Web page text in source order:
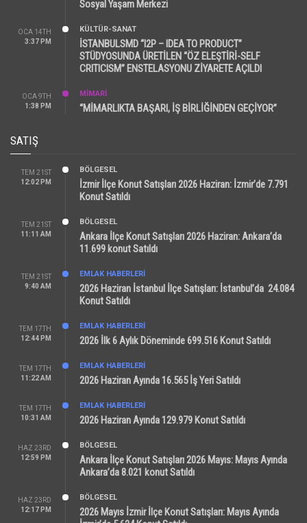
Sosyal Yaşam Merkezi
OCA 14TH
3:37 PM
KÜLTÜR-SANAT
İSTANBULSMD “I2P – IDEA TO PRODUCT”
STÜDYOSUNDA ÜRETİLEN “ÖZ ELEŞTİRİ-SELF
CRITICISM” ENSTELASYONU ZİYARETE AÇILDI
OCA 9TH
1:38 PM
MİMARİ
“MİMARLIKTA BAŞARI, İŞ BİRLİĞİNDEN GEÇİYOR”
SATIŞ
TEM 21ST
12:02 PM
BÖLGESEL
İzmir İlçe Konut Satışları 2026 Haziran: İzmir’de 7.791
Konut Satıldı
TEM 21ST
11:11 AM
BÖLGESEL
Ankara İlçe Konut Satışları 2026 Haziran: Ankara’da
11.699 konut Satıldı
TEM 21ST
9:40 AM
EMLAK HABERLERI
2026 Haziran İstanbul İlçe Satışları: İstanbul’da 24.084
Konut Satıldı
TEM 17TH
12:44 PM
EMLAK HABERLERI
2026 İlk 6 Aylık Döneminde 699.516 Konut Satıldı
TEM 17TH
11:22 AM
EMLAK HABERLERI
2026 Haziran Ayında 16.565 İş Yeri Satıldı
TEM 17TH
10:31 AM
EMLAK HABERLERI
2026 Haziran Ayında 129.979 Konut Satıldı
HAZ 23RD
12:59 PM
BÖLGESEL
Ankara İlçe Konut Satışları 2026 Mayıs: Mayıs Ayında
Ankara’da 8.021 konut Satıldı
HAZ 23RD
12:17 PM
BÖLGESEL
2026 Mayıs İzmir İlçe Konut Satışları: Mayıs Ayında